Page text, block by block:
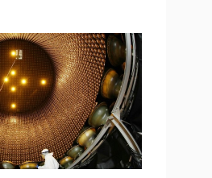
Giá cà phê
Công nghệ
Sành điệu
Tin Công nghệ
Trải nghiệm
Chuyển đổi số